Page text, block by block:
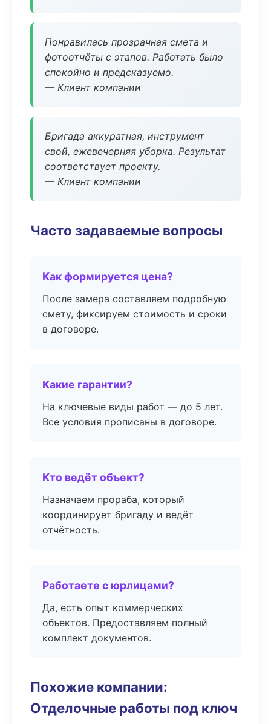
Понравилась прозрачная смета и
фотоотчёты с этапов. Работать было
спокойно и предсказуемо.
— Клиент компании
Бригада аккуратная, инструмент
свой, ежевечерняя уборка. Результат
соответствует проекту.
— Клиент компании
Часто задаваемые вопросы
Как формируется цена?
После замера составляем подробную
смету, фиксируем стоимость и сроки
в договоре.
Какие гарантии?
На ключевые виды работ — до 5 лет.
Все условия прописаны в договоре.
Кто ведёт объект?
Назначаем прораба, который
координирует бригаду и ведёт
отчётность.
Работаете с юрлицами?
Да, есть опыт коммерческих
объектов. Предоставляем полный
комплект документов.
Похожие компании:
Отделочные работы под ключ